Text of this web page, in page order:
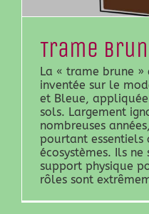
Trame
La « trame brune »
inventée sur le
et Bleue,
sols. Largement
nombreuses
pourtant essentiels
écosystèmes. Ils ne
support physique
rôles sont